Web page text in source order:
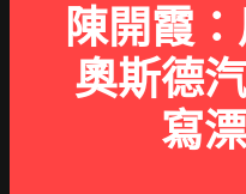
陳開霞
奧斯德
寫